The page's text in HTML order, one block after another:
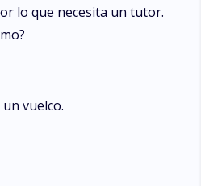
lo que necesita un tutor.
vuelco.